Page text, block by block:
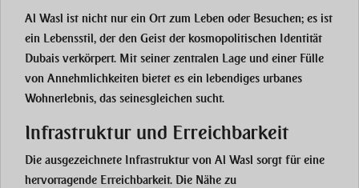
Al Wasl ist nicht nur ein Ort zum Leben oder Besuchen; es ist
ein Lebensstil, der den Geist der kosmopolitischen Identität
Dubais verkörpert. Mit seiner zentralen Lage und einer Fülle
von Annehmlichkeiten bietet es ein lebendiges urbanes
Wohnerlebnis, das seinesgleichen sucht.
Infrastruktur und Erreichbarkeit
Die ausgezeichnete Infrastruktur von Al Wasl sorgt für eine
hervorragende Erreichbarkeit. Die Nähe zu